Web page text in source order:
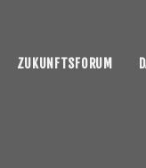
ZUKUNFTSFORUM